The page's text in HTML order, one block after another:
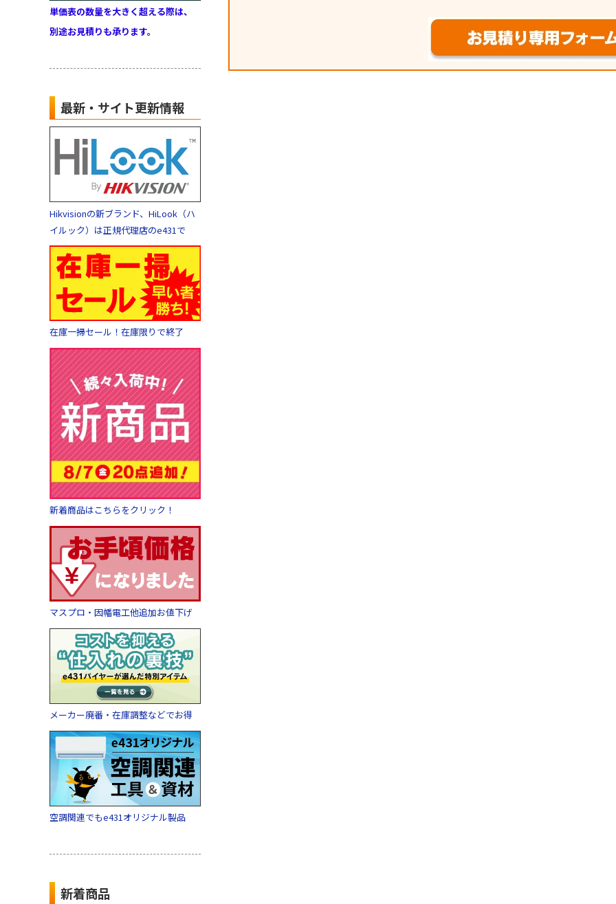
単価表の数量を大きく超える際は、
別途お見積りも承ります。
最新・サイト更新情報
Hikvisionの新ブランド、HiLook（ハ
イルック）は正規代理店のe431で
在庫一掃セール！在庫限りで終了
新着商品はこちらをクリック！
マスプロ・因幡電工他追加お値下げ
メーカー廃番・在庫調整などでお得
空調関連でもe431オリジナル製品
新着商品